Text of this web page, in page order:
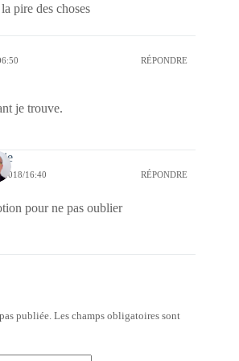
pire des choses
RÉPONDRE
je trouve.
2018/16:40 RÉPONDRE
pour ne pas oublier
publiée. Les champs obligatoires sont